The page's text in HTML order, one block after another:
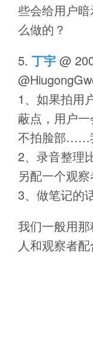
些会给用户
么做的？
丁宇 @
1、如果拍用
蔽点，用户
不拍脸部……
2、录音整理
另配一个观察
3、做笔记的
我们一般用
人和观察者配